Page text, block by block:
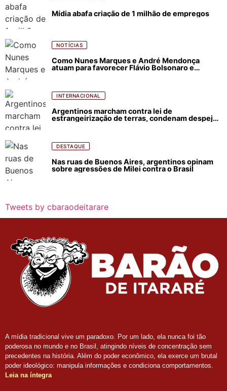
Mídia abafa criação de 1 milhão de empregos
NOTÍCIAS
Como Nunes Marques e André Mendonça
atuam para favorecer Flávio Bolsonaro e
INTERNACIONAL
Argentinos marcham contra lei de
estrangeirização de terras, condenam despejos
DESTAQUE
Nas ruas de Buenos Aires, argentinos opinam
sobre agressões de Milei contra o Brasil
Tweets by cbaraodeitarare
A mídia tradicional vive um paradoxo. Por um lado, ela nunca foi tão
poderosa no mundo e no Brasil, atingindo níveis de concentração sem
precedentes na história. Além do poder econômico, ela exerce um brutal
poder ideológico: manipula informações e condiciona comportamentos.
Leia na íntegra